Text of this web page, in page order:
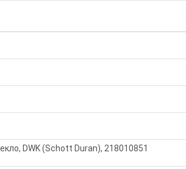
DWK (Schott Duran), 218010851